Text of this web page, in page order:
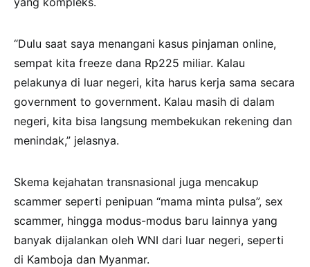
“Dulu saat saya menangani kasus pinjaman online,
sempat kita freeze dana Rp225 miliar. Kalau
pelakunya di luar negeri, kita harus kerja sama secara
government to government. Kalau masih di dalam
negeri, kita bisa langsung membekukan rekening dan
menindak,” jelasnya.
Skema kejahatan transnasional juga mencakup
scammer seperti penipuan “mama minta pulsa”, sex
scammer, hingga modus-modus baru lainnya yang
banyak dijalankan oleh WNI dari luar negeri, seperti
di Kamboja dan Myanmar.